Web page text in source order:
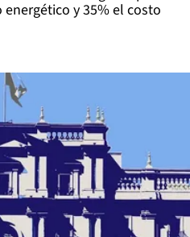
y 35% el costo